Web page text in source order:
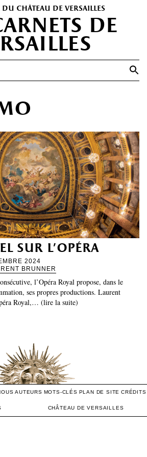
du château de versailles
de
PATRIMOINE
SPECTACLES
PORTFOLIOS
HISTOIRE(S)
LES +
GRATUIT AU MAGAZINE
sur l’opéra
2024
BRUNNER
l’Opéra Royal propose, dans le
ses propres productions. Laurent
Royal,… (lire la suite)
AUTEURS MOTS-CLÉS PLAN DE SITE CRÉDITS
CHÂTEAU DE VERSAILLES